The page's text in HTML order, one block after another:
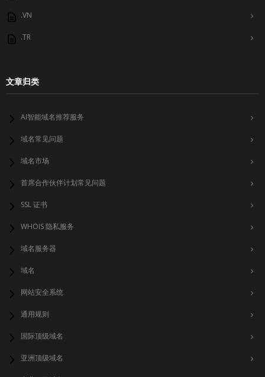
.VN
.TR
文章归类
AI智能域名推荐服务
域名常见问题
域名市场
首席合作伙伴计划常见问题
SSL 证书
WHOIS 隐私服务
域名服务器
域名
网站安全系统
通用规则
国际顶级域名
亚洲顶级域名